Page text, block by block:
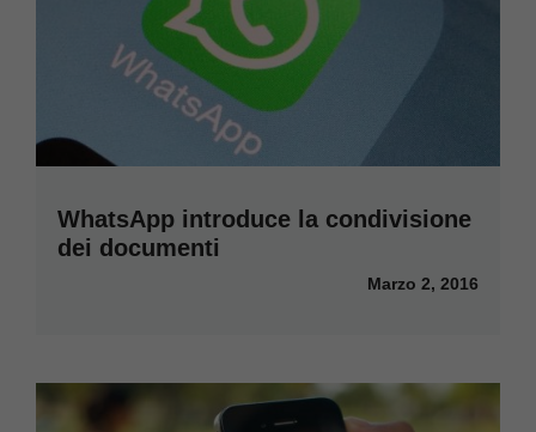
WhatsApp introduce la condivisione
dei documenti
Marzo 2, 2016